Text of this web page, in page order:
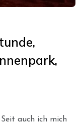
Seit auch ich mich